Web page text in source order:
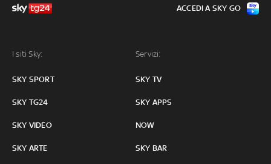
I siti Sky:
SKY SPORT
SKY TG24
SKY VIDEO
SKY ARTE
Servizi:
SKY TV
SKY APPS
NOW
SKY BAR
ACCEDI A SKY GO